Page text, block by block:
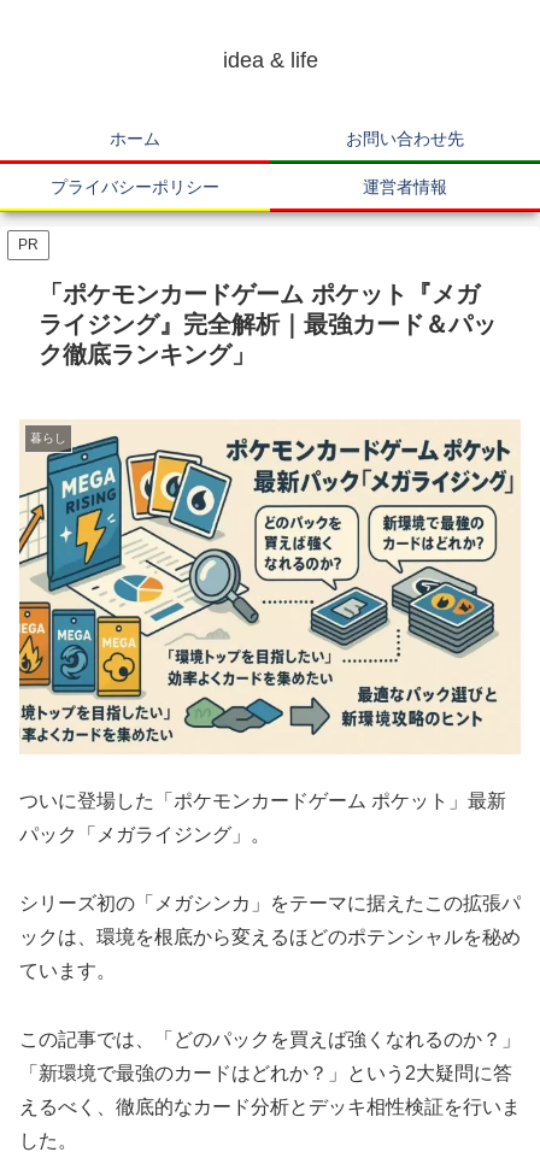
idea & life
ホーム お問い合わせ先
プライバシーポリシー 運営者情報
PR
「ポケモンカードゲーム ポケット『メガ
ライジング』完全解析｜最強カード＆パッ
ク徹底ランキング」
暮らし
ついに登場した「ポケモンカードゲーム ポケット」最新
パック「メガライジング」。
シリーズ初の「メガシンカ」をテーマに据えたこの拡張パ
ックは、環境を根底から変えるほどのポテンシャルを秘め
ています。
この記事では、「どのパックを買えば強くなれるのか？」
「新環境で最強のカードはどれか？」という2大疑問に答
えるべく、徹底的なカード分析とデッキ相性検証を行いま
した。